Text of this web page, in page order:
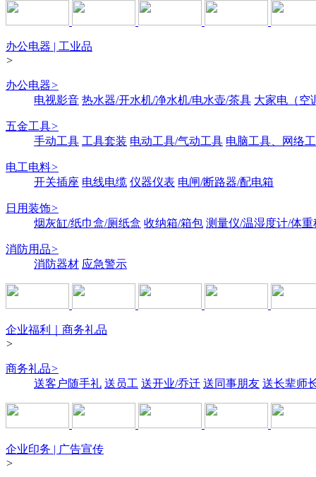
办公电器 | 工业品
>
办公电器>
电视影音 热水器/开水机/净水机/电水壶/茶具 大家电（空
五金工具>
手动工具 工具套装 电动工具/气动工具 电脑工具、网络
电工电料>
开关插座 电线电缆 仪器仪表 电闸/断路器/配电箱
日用装饰>
烟灰缸/纸巾盒/厕纸盒 收纳箱/箱包 测量仪/温湿度计/体重
消防用品>
消防器材 应急警示
企业福利｜商务礼品
>
商务礼品>
送客户随手礼 送员工 送开业/乔迁 送同事朋友 送长辈师
企业印务 | 广告宣传
>